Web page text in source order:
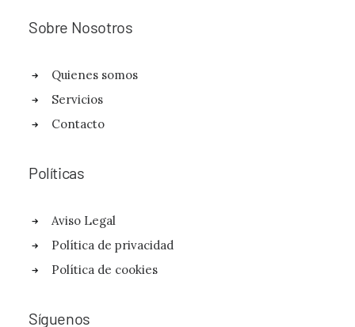
Sobre Nosotros
Quienes somos
Servicios
Contacto
Políticas
Aviso Legal
Política de privacidad
Política de cookies
Síguenos